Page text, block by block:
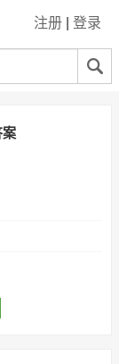
注册 登录
案